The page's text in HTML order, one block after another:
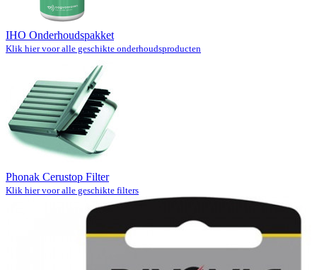
IHO Onderhoudspakket
Klik hier voor alle geschikte onderhoudsproducten
Phonak Cerustop Filter
Klik hier voor alle geschikte filters